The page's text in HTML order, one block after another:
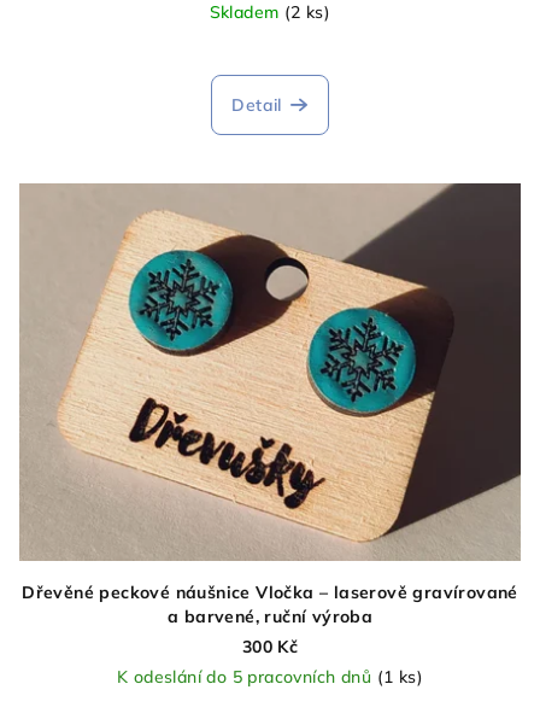
Skladem (2 ks)
Detail
Dřevěné peckové náušnice Vločka – laserově gravírované
a barvené, ruční výroba
300 Kč
K odeslání do 5 pracovních dnů (1 ks)